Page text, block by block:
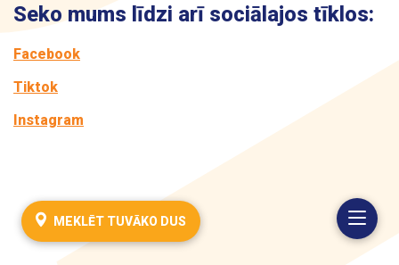
Seko mums līdzi arī sociālajos tīklos:
Facebook
Tiktok
Instagram
MEKLĒT TUVĀKO DUS